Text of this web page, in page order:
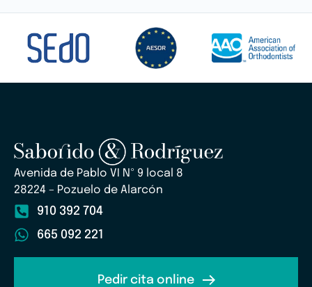
Avenida de Pablo VI Nº 9 local 8
28224 – Pozuelo de Alarcón
910 392 704
665 092 221
Pedir cita online